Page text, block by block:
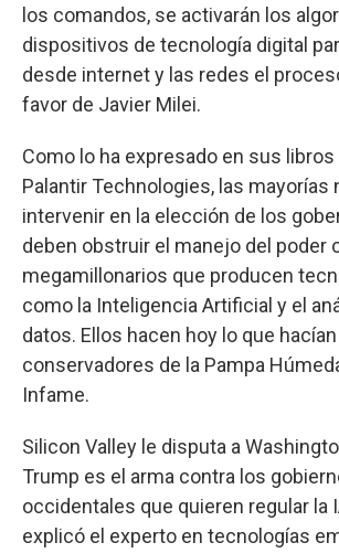
los comandos, se activarán los
dispositivos de tecnología digital
desde internet y las redes el
favor de Javier Milei.
Como lo ha expresado en sus libros
Palantir Technologies, las mayorías
intervenir en la elección de los
deben obstruir el manejo del poder
megamillonarios que producen
como la Inteligencia Artificial y el
datos. Ellos hacen hoy lo que
conservadores de la Pampa
Infame.
Silicon Valley le disputa a
Trump es el arma contra los
occidentales que quieren regular la
explicó el experto en tecnologías